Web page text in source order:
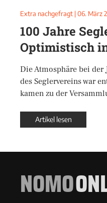
Extra nachgefragt | 06. März
100 Jahre
Optimistisch
Die Atmosphäre bei der
des Seglervereins war
kamen zu der
Artikel lesen
NOMO